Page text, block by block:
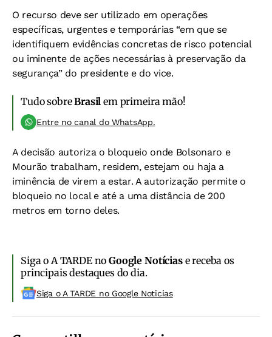
O recurso deve ser utilizado em operações
específicas, urgentes e temporárias “em que se
identifiquem evidências concretas de risco potencial
ou iminente de ações necessárias à preservação da
segurança” do presidente e do vice.
Tudo sobreBrasil em primeira mão!
Entre no canal do WhatsApp.
A decisão autoriza o bloqueio onde Bolsonaro e
Mourão trabalham, residem, estejam ou haja a
iminência de virem a estar. A autorização permite o
bloqueio no local e até a uma distância de 200
metros em torno deles.
Siga o A TARDE noGoogle Notíciase receba os
principais destaques do dia.
Siga o A TARDE no Google Noticias